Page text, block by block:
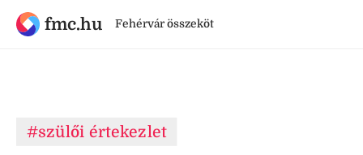
fmc.hu Fehérvár összeköt
#szülői értekezlet